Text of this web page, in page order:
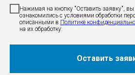
Нажимая на кнопку "Оставить заявку", вы
ознакомились с условиями обработки
описанными в Политике
на их обработку.
Оставить